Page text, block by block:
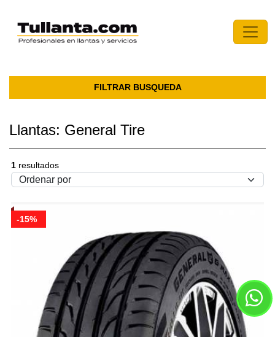
FILTRAR BUSQUEDA
Llantas: General Tire
1 resultados
-15%